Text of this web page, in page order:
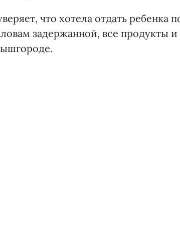
что хотела отдать ребенка
задержанной, все продукты